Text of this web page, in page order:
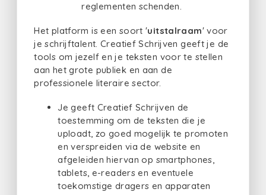
reglementen schenden.
Het platform is een soort 'uitstalraam' voor
je schrijftalent. Creatief Schrijven geeft je de
tools om jezelf en je teksten voor te stellen
aan het grote publiek en aan de
professionele literaire sector.
Je geeft Creatief Schrijven de
toestemming om de teksten die je
uploadt, zo goed mogelijk te promoten
en verspreiden via de website en
afgeleiden hiervan op smartphones,
tablets, e-readers en eventuele
toekomstige dragers en apparaten